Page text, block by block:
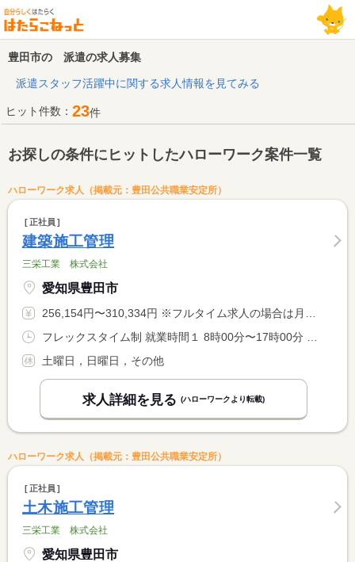
豊田市の 派遣の求人募集
派遣スタッフ活躍中に関する求人情報を見てみる
ヒット件数： 23件
お探しの条件にヒットしたハローワーク案件一覧
ハローワーク求人（掲載元：豊田公共職業安定所）
正社員
建築施工管理
三栄工業 株式会社
愛知県豊田市
256,154円〜310,334円 ※フルタイム求人の場合は月額（換算額）、パート求人の場合は時間額を表示しています。
土曜日，日曜日，その他
求人詳細を見る (ハローワークより転載)
ハローワーク求人（掲載元：豊田公共職業安定所）
正社員
土木施工管理
三栄工業 株式会社
愛知県豊田市